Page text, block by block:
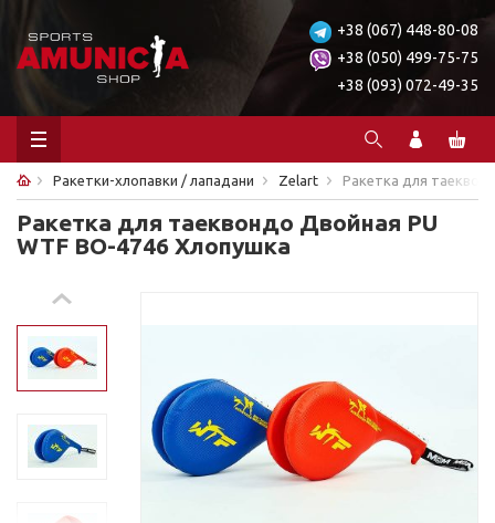
+38 (067) 448-80-08
+38 (050) 499-75-75
+38 (093) 072-49-35
Ракетки-хлопавки / лападани Zelart Ракетка для
Ракетка для таеквондо Двойная PU
WTF BO-4746 Хлопушка